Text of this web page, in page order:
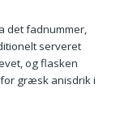
det fadnummer,
serveret
og flasken
græsk anisdrik i